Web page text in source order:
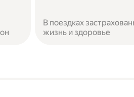
В поездках
жизнь и здоровье